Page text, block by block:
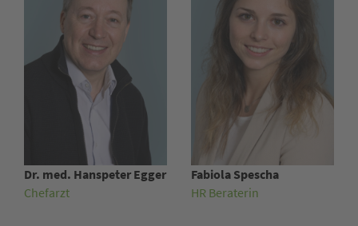
Dr. med. Hanspeter Egger
Chefarzt
Fabiola Spescha
HR Beraterin